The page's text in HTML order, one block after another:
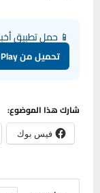
📱 حمل تطبيق
تحميل من Google Play
شارك هذا الموضوع:
فيس بوك